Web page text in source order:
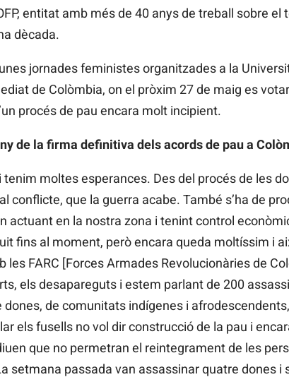
entitat amb més de 40 anys de treball sobre
dècada.
jornades feministes organitzades a la
de Colòmbia, on el pròxim 27 de maig es
procés de pau encara molt incipient.
de la firma definitiva dels acords de pau a
moltes esperances. Des del procés de les
conflicte, que la guerra acabe. També s’ha de
actuant en la nostra zona i tenint control
fins al moment, però encara queda moltíssim i
les FARC [Forces Armades Revolucionàries de
els desapareguts i estem parlant de 200
de comunitats indígenes i
els fusells no vol dir construcció de la pau i
que no permetran el reintegrament de les
setmana passada van assassinar quatre dones